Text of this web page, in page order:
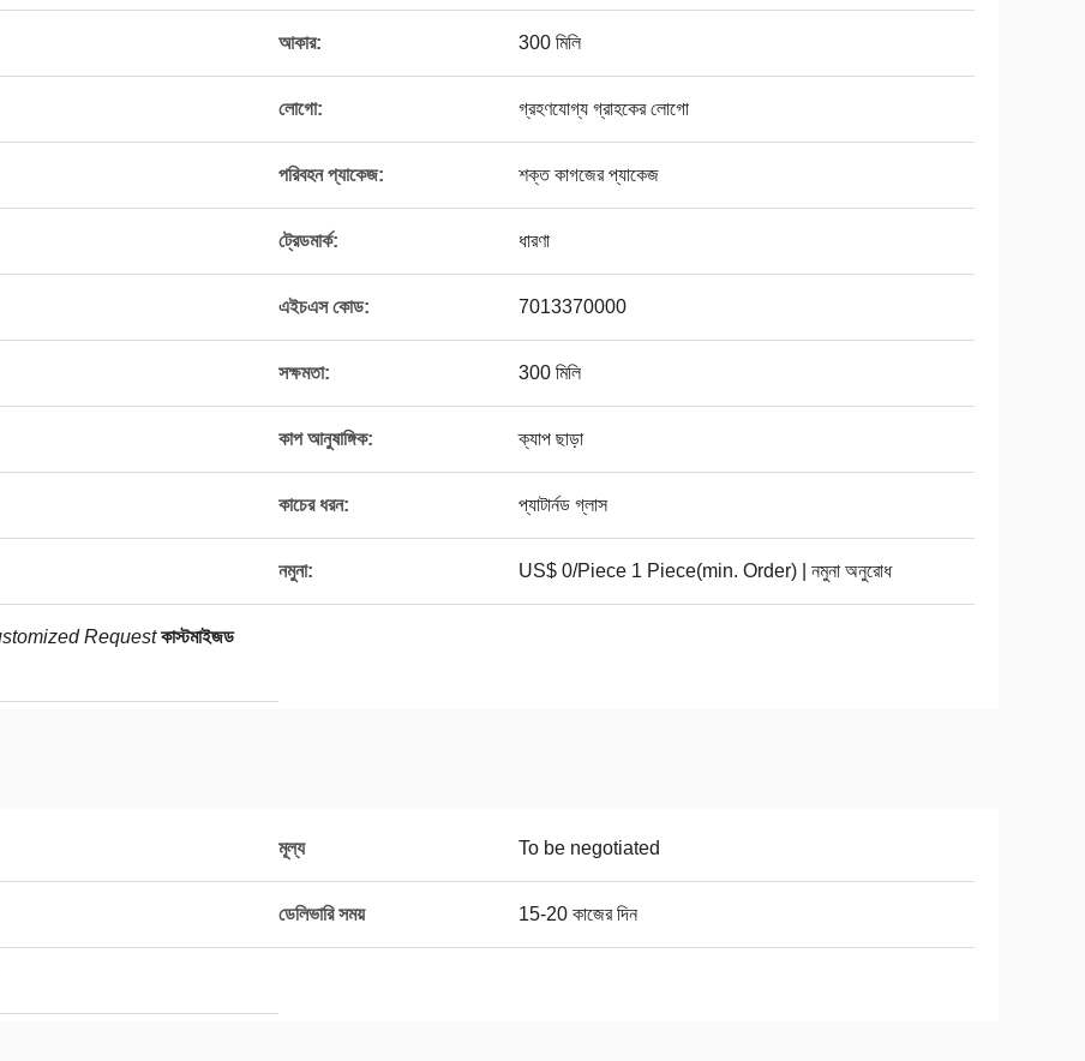
আকার: 300 মিলি
লোগো: গ্রহণযোগ্য গ্রাহকের লোগো
পরিবহন প্যাকেজ: শক্ত কাগজের প্যাকেজ
ট্রেডমার্ক: ধারণা
এইচএস কোড: 7013370000
সক্ষমতা: 300 মিলি
কাপ আনুষাঙ্গিক: ক্যাপ ছাড়া
কাচের ধরন: প্যাটার্নড গ্লাস
নমুনা: US$ 0/Piece 1 Piece(min. Order) | নমুনা অনুরোধ
Request কাস্টমাইজড
মূল্য To be negotiated
ডেলিভারি সময় 15-20 কাজের দিন